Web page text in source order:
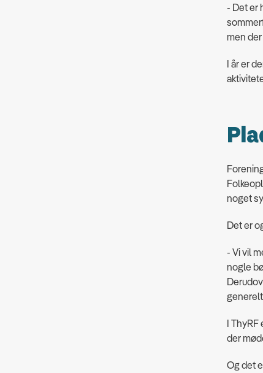
- Det er
men
I år er
noget
Det er
- Vi vil
nogle
I
der
Og det